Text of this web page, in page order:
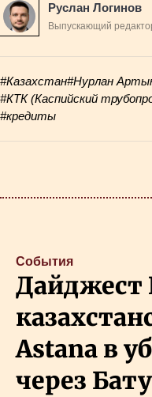
Руслан Логинов
Выпускающий
#Казахстан#Нурлан
#КТК (Каспийский
#кредиты
События
Дайджест
Astana в
через